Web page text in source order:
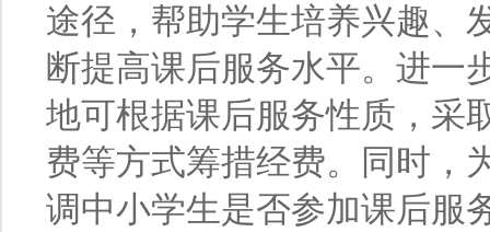
途径，帮助学生培养兴趣、
断提高课后服务水平。进一
地可根据课后服务性质，采
费等方式筹措经费。同时，
调中小学生是否参加课后服